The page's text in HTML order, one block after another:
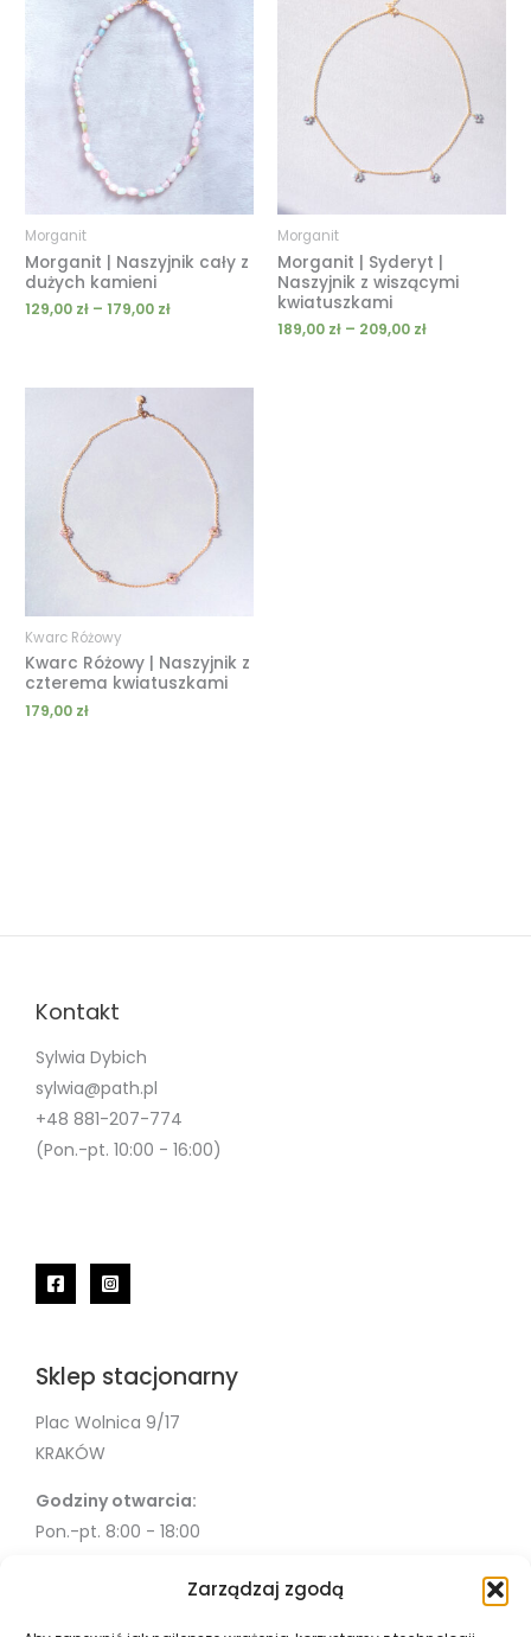
Zarządzaj zgodą
Morganit
Morganit | Naszyjnik cały z
dużych kamieni
129,00 zł – 179,00 zł
cen:
od
129,00 zł
do
179,00 zł
Morganit
Morganit | Syderyt |
Naszyjnik z wiszącymi
kwiatuszkami
189,00 zł – 209,00 zł
od
189,00 zł
209,00 zł
Kwarc Różowy
Kwarc Różowy | Naszyjnik z
czterema kwiatuszkami
179,00 zł
Kontakt
Sylwia Dybich
sylwia@path.pl
+48 881-207-774
(Pon.-pt. 10:00 - 16:00)
Sklep stacjonarny
Plac Wolnica 9/17
KRAKÓW
Godziny otwarcia:
Pon.-pt. 8:00 - 18:00